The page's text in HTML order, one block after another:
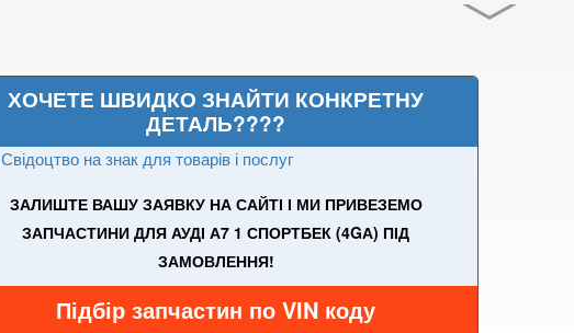
ХОЧЕТЕ ШВИДКО ЗНАЙТИ КОНКРЕТНУ
ДЕТАЛЬ????
Свідоцтво на знак для товарів і послуг
ЗАЛИШТЕ ВАШУ ЗАЯВКУ НА САЙТІ І МИ ПРИВЕЗЕМО
ЗАПЧАСТИНИ ДЛЯ АУДІ А7 1 СПОРТБЕК (4GА) ПІД
ЗАМОВЛЕННЯ!
Підбір запчастин по VIN коду